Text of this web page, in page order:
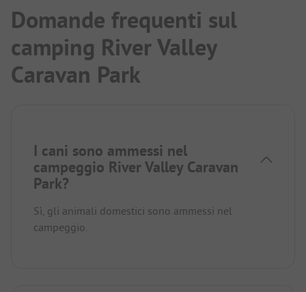
Domande frequenti sul
camping River Valley
Caravan Park
I cani sono ammessi nel
campeggio River Valley Caravan
Park?
Sì, gli animali domestici sono ammessi nel
campeggio.